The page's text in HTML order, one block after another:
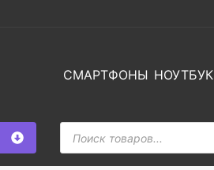
СМАРТФОНЫ
Поиск
товаров